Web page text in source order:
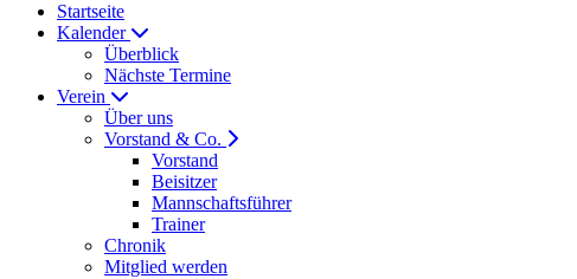
Startseite
Kalender
Überblick
Nächste Termine
Verein
Über uns
Vorstand & Co.
Vorstand
Beisitzer
Mannschaftsführer
Trainer
Chronik
Mitglied werden